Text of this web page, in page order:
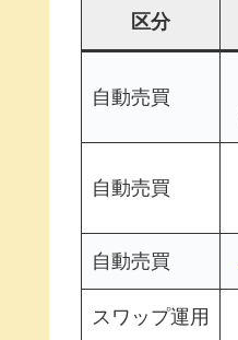
区分
自動売買
自動売買
自動売買
スワップ運用